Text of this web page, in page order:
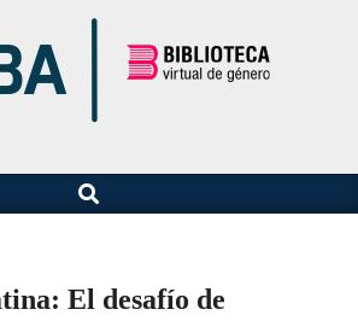
Buscar
El desafío de